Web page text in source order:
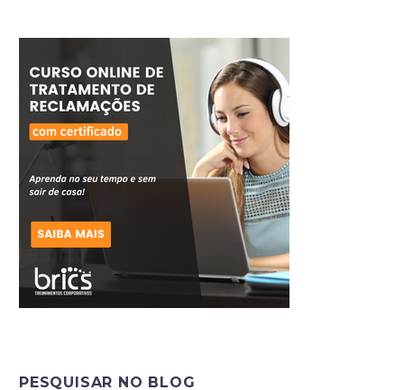
PESQUISAR NO BLOG